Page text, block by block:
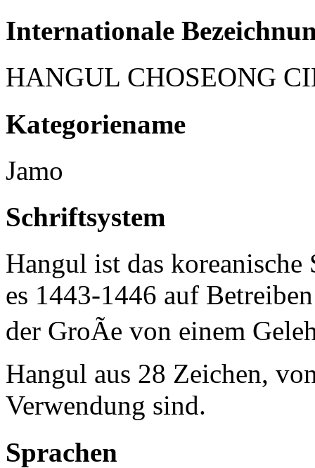
Internationale
HANGUL CHOSEONG
Kategoriename
Jamo
Schriftsystem
Hangul ist das
es 1443-1446 auf
der GroÃe von einem
Hangul aus 28 Zeichen,
Verwendung sind.
Sprachen